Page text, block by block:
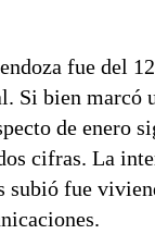
fue del
Si bien marcó
de enero
cifras. La
subió fue